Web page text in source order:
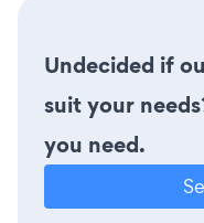
Undecided if
suit your
you need.